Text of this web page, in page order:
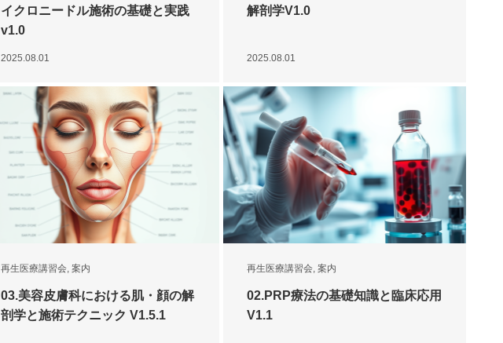
イクロニードル施術の基礎と実践
v1.0
2025.08.01
解剖学V1.0
2025.08.01
再生医療講習会, 案内
03.美容皮膚科における肌・顔の解
剖学と施術テクニック V1.5.1
再生医療講習会 ,案内
02.PRP療法の基礎知識と臨床応用
V1.1